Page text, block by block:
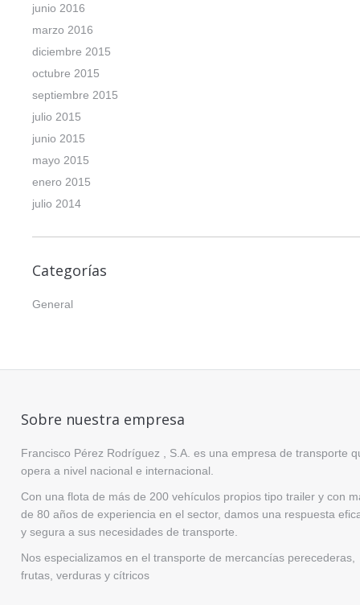
junio 2016
marzo 2016
diciembre 2015
octubre 2015
septiembre 2015
julio 2015
junio 2015
mayo 2015
enero 2015
julio 2014
Categorías
General
Sobre nuestra empresa
Francisco Pérez Rodríguez , S.A. es una empresa de transporte
opera a nivel nacional e internacional.
Con una flota de más de 200 vehículos propios tipo trailer y con
de 80 años de experiencia en el sector, damos una respuesta
y segura a sus necesidades de transporte.
Nos especializamos en el transporte de mercancías perecederas,
frutas, verduras y cítricos